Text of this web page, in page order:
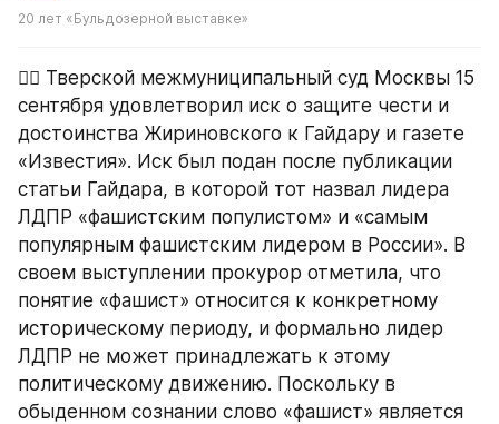
20 лет «Бульдозерной выставке»
👨‍⚖️ Тверской межмуниципальный суд Москвы 15
сентября удовлетворил иск о защите чести и
достоинства Жириновского к Гайдару и газете
«Известия». Иск был подан после публикации
статьи Гайдара, в которой тот назвал лидера
ЛДПР «фашистским популистом» и «самым
популярным фашистским лидером в России». В
своем выступлении прокурор отметила, что
понятие «фашист» относится к конкретному
историческому периоду, и формально лидер
ЛДПР не может принадлежать к этому
политическому движению. Поскольку в
обыденном сознании слово «фашист» является